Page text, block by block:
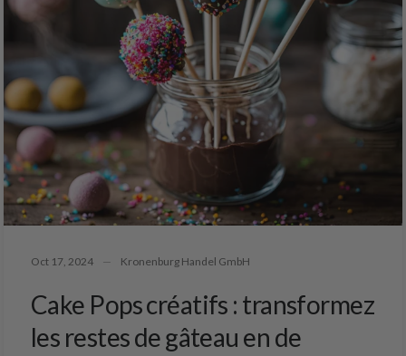
Oct 17, 2024 Kronenburg Handel GmbH
Cake Pops créatifs : transformez
les restes de gâteau en de